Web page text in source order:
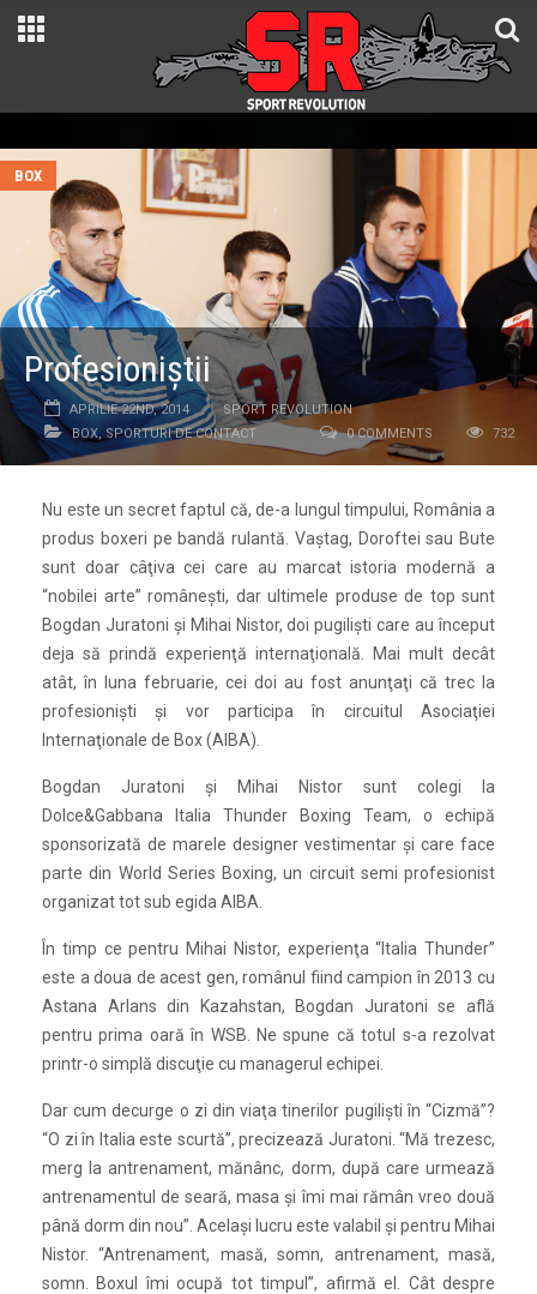
BOX
Profesioniștii
APRILIE 22ND, 2014
SPORT REVOLUTION
BOX, SPORTURI DE CONTACT 0 COMMENTS 732
Nu este un secret faptul că, de-a lungul timpului, România a
produs boxeri pe bandă rulantă. Vaştag, Doroftei sau Bute
sunt doar câţiva cei care au marcat istoria modernă a
“nobilei arte” româneşti, dar ultimele produse de top sunt
Bogdan Juratoni şi Mihai Nistor, doi pugilişti care au început
deja să prindă experienţă internaţională. Mai mult decât
atât, în luna februarie, cei doi au fost anunţaţi că trec la
profesionişti şi vor participa în circuitul Asociaţiei
Internaţionale de Box (AIBA).
Bogdan Juratoni şi Mihai Nistor sunt colegi la
Dolce&Gabbana Italia Thunder Boxing Team, o echipă
sponsorizată de marele designer vestimentar şi care face
parte din World Series Boxing, un circuit semi profesionist
organizat tot sub egida AIBA.
În timp ce pentru Mihai Nistor, experienţa “Italia Thunder”
este a doua de acest gen, românul fiind campion în 2013 cu
Astana Arlans din Kazahstan, Bogdan Juratoni se află
pentru prima oară în WSB. Ne spune că totul s-a rezolvat
printr-o simplă discuţie cu managerul echipei.
Dar cum decurge o zi din viaţa tinerilor pugilişti în “Cizmă”?
“O zi în Italia este scurtă”, precizează Juratoni. “Mă trezesc,
merg la antrenament, mănânc, dorm, după care urmează
antrenamentul de seară, masa şi îmi mai rămân vreo două
până dorm din nou”. Acelaşi lucru este valabil şi pentru Mihai
Nistor. “Antrenament, masă, somn, antrenament, masă,
somn. Boxul îmi ocupă tot timpul”, afirmă el. Cât despre